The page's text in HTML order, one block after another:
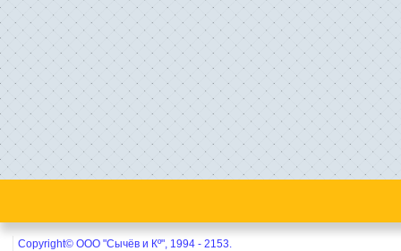
Copyright© ООО "Сычёв и Кº", 1994 - 2153.